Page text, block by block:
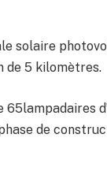
solaire
de 5 kilomètres.
de